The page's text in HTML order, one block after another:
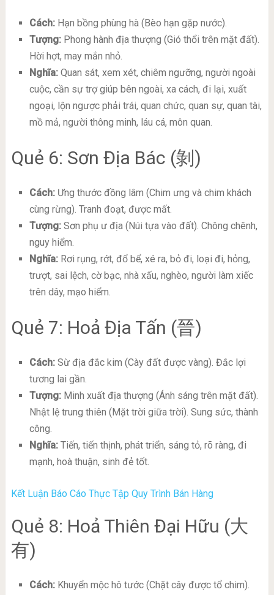
Cách:Hạn bồng phùng hà (Bèo hạn gặp nước).
Tượng:Phong hành địa thượng (Gió thổi trên mặt đất).
Hời hợt, may mắn nhỏ.
Nghĩa:Quan sát, xem xét, chiêm ngưỡng, người ngoài
cuộc, cần sự trợ giúp bên ngoài, xa cách, đi lại, xuất
ngoại, lộn ngược phải trái, quan chức, quan sự, quan tài,
mồ mả, người thông minh, láu cá, môn quan.
Quẻ 6: Sơn Địa Bác (剝)
Cách:Ưng thước đồng lâm (Chim ưng và chim khách
cùng rừng). Tranh đoạt, được mất.
Tượng:Sơn phụ ư địa (Núi tựa vào đất). Chông chênh,
nguy hiểm.
Nghĩa:Rơi rụng, rớt, đổ bể, xé ra, bỏ đi, loại đi, hỏng,
trượt, sai lệch, cờ bạc, nhà xấu, nghèo, người làm xiếc
trên dây, mạo hiểm.
Quẻ 7: Hoả Địa Tấn (晉)
Cách:Sừ địa đắc kim (Cày đất được vàng). Đắc lợi
tương lai gần.
Tượng:Minh xuất địa thượng (Ánh sáng trên mặt đất).
Nhật lệ trung thiên (Mặt trời giữa trời). Sung sức, thành
công.
Nghĩa:Tiến, tiến thịnh, phát triển, sáng tỏ, rõ ràng, đi
mạnh, hoà thuận, sinh đẻ tốt.
Kết Luận Báo Cáo Thực Tập Quy Trình Bán Hàng
Quẻ 8: Hoả Thiên Đại Hữu (大
有)
Cách:Khuyển mộc hô tước (Chặt cây được tổ chim).